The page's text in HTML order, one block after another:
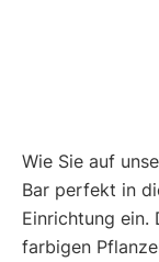
Wie Sie auf
Bar perfekt in
Einrichtung ein.
farbigen